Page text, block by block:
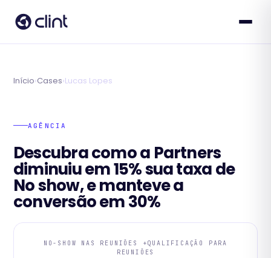
Início›Cases›Lucas Lopes
AGÊNCIA
Descubra como a Partners
diminuiu em 15% sua taxa de
No show, e manteve a
conversão em 30%
NO-SHOW NAS REUNIÕES +QUALIFICAÇÃO PARA
REUNIÕES